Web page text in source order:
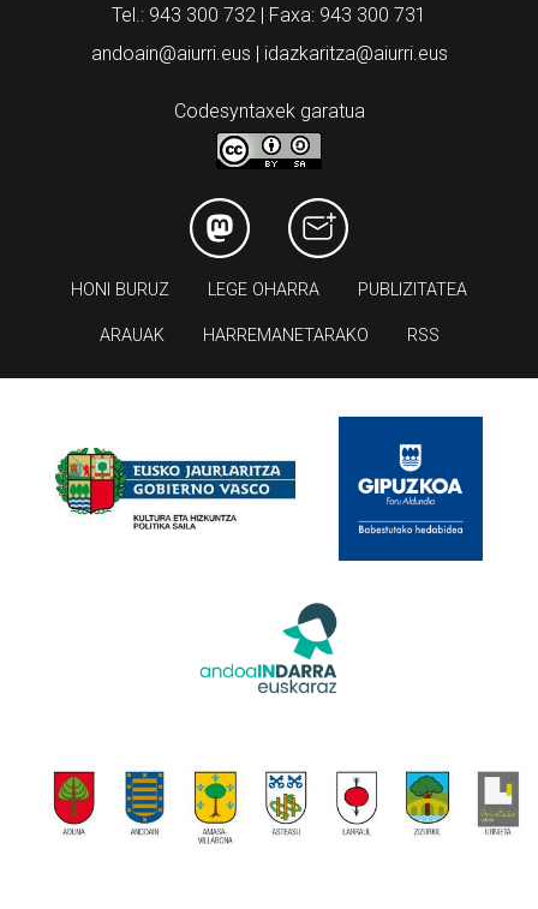
Tel.: 943 300 732 | Faxa: 943 300 731
andoain@aiurri.eus | idazkaritza@aiurri.eus
Codesyntaxek garatua
HONI BURUZ LEGE OHARRA PUBLIZITATEA
ARAUAK HARREMANETARAKO RSS